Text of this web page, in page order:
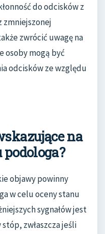
do odcisków z
zmniejszonej
zwrócić uwagę na
osoby mogą być
odcisków ze względu
na
objawy powinny
w celu oceny stanu
sygnałów jest
zwłaszcza jeśli